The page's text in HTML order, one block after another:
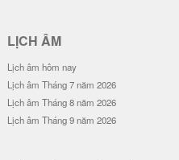
LỊCH ÂM
Lịch âm hôm nay
Lịch âm Tháng 7 năm 2026
Lịch âm Tháng 8 năm 2026
Lịch âm Tháng 9 năm 2026